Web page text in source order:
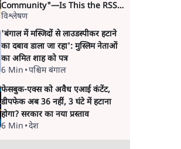
Community"—Is This the RSS's
New Move?
विश्लेषण
'बंगाल में मस्जिदों से लाउडस्पीकर हटाने
का दबाव डाला जा रहा': मुस्लिम नेताओं
का अमित शाह को पत्र
6 Min •पश्चिम बंगाल
फेसबुक-एक्स को अवैध एआई कंटेंट,
डीपफेक अब 36 नहीं, 3 घंटे में हटाना
होगा? सरकार का नया प्रस्ताव
6 Min •देश